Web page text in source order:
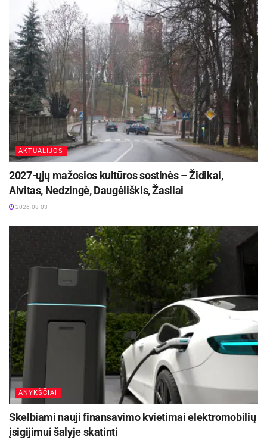
statusas – 5,4 proc. (8,4 tūkst.) mažiau nei prieš
mėnesį. Nedarbo rodiklis siekė 8,1 proc. – per
mėnesį sumažėjo 0,4 proc. punkto.
Žymos: Darbo rinka Užimtumo tarnyba
AKTUALIJOS
2027-ųjų mažosios kultūros sostinės – Židikai,
Alvitas, Nedzingė, Daugėliškis, Žasliai
2026-08-03
ANYKŠČIAI
Skelbiami nauji finansavimo kvietimai elektromobilių
įsigijimui šalyje skatinti